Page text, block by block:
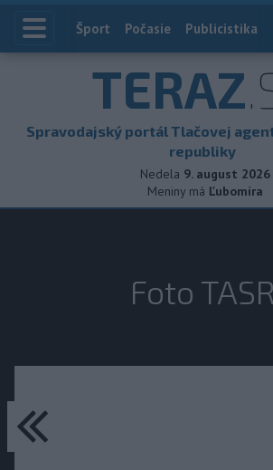
Index
Šport Počasie Publicistika
TERAZ
Spravodajský portál Tlačovej
republiky
Nedela 9. august 2026
Meniny má Ľubomíra
Foto TASR